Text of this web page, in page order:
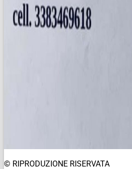
© RIPRODUZIONE RISERVATA